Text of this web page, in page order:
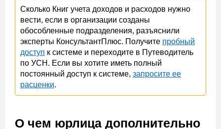
Сколько Книг учета доходов и расходов нужно
вести, если в организации созданы
обособленные подразделения, разъяснили
эксперты КонсультантПлюс. Получите пробный
доступ к системе и переходите в Путеводитель
по УСН. Если вы хотите иметь полный
постоянный доступ к системе, запросите ее
расценки.
О чем юрлица дополнительно